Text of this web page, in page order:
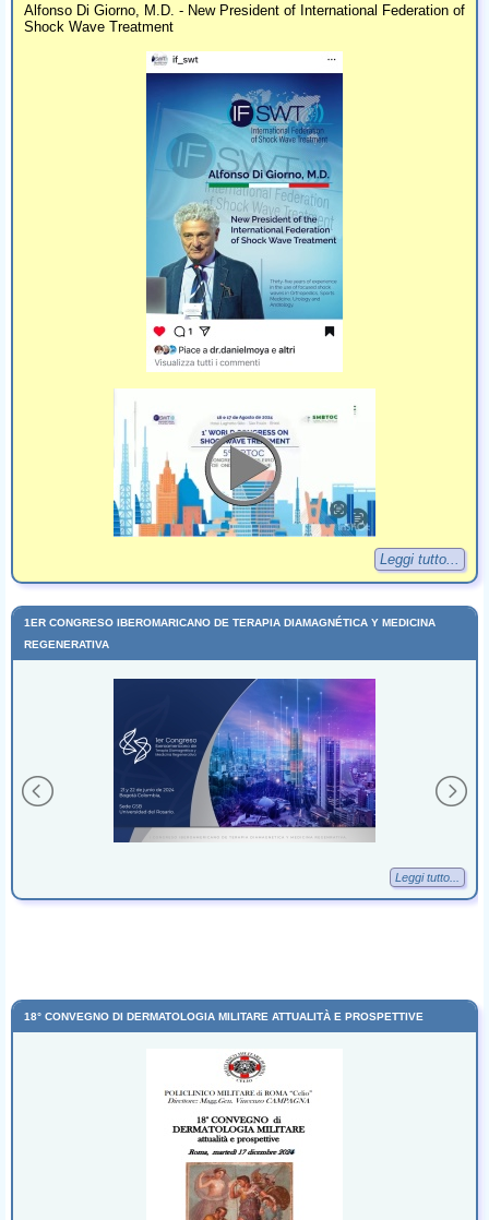
Alfonso Di Giorno, M.D. - New President of International Federation of
Shock Wave Treatment
Leggi tutto...
1ER CONGRESO IBEROMARICANO DE TERAPIA DIAMAGNÉTICA Y MEDICINA
REGENERATIVA
Leggi tutto...
18° CONVEGNO DI DERMATOLOGIA MILITARE ATTUALITÀ E PROSPETTIVE